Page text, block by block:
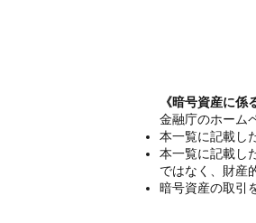
《暗号資産に係
金融庁のホーム
本一覧に記載し
本一覧に記載し
ではなく、財産
暗号資産の取引